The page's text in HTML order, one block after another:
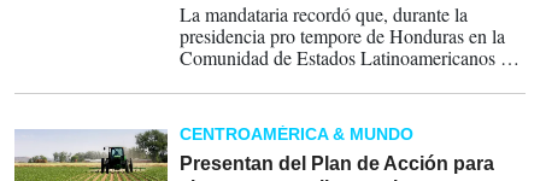
La mandataria recordó que, durante la
presidencia pro tempore de Honduras en la
Comunidad de Estados Latinoamericanos y
Plan de Seguridad Alimentaria para América
Latina y el Caribe, abogando por los
pequeños productores, el café y el derecho a
“comer sin hambre y sin dependencia”.
CENTROAMÉRICA & MUNDO
Presentan del Plan de Acción para